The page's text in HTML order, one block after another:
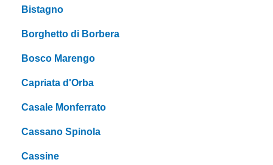
Bistagno
Borghetto di Borbera
Bosco Marengo
Capriata d'Orba
Casale Monferrato
Cassano Spinola
Cassine